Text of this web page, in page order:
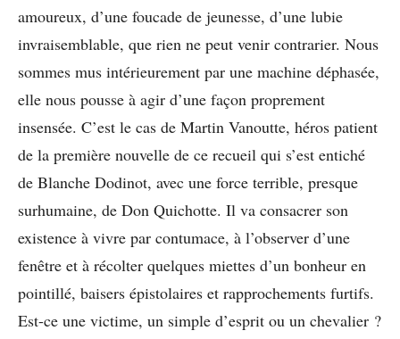
amoureux, d’une foucade de jeunesse, d’une lubie
invraisemblable, que rien ne peut venir contrarier. Nous
sommes mus intérieurement par une machine déphasée,
elle nous pousse à agir d’une façon proprement
insensée. C’est le cas de Martin Vanoutte, héros patient
de la première nouvelle de ce recueil qui s’est entiché
de Blanche Dodinot, avec une force terrible, presque
surhumaine, de Don Quichotte. Il va consacrer son
existence à vivre par contumace, à l’observer d’une
fenêtre et à récolter quelques miettes d’un bonheur en
pointillé, baisers épistolaires et rapprochements furtifs.
Est-ce une victime, un simple d’esprit ou un chevalier ?